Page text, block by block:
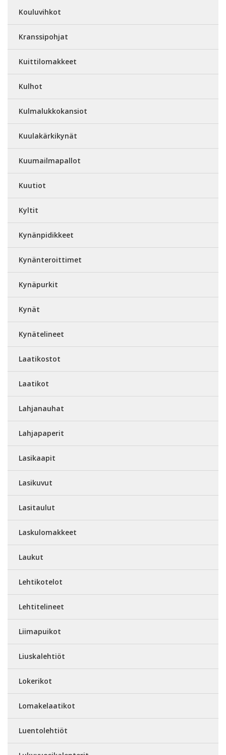
Kouluvihkot
Kranssipohjat
Kuittilomakkeet
Kulhot
Kulmalukkokansiot
Kuulakärkikynät
Kuumailmapallot
Kuutiot
Kyltit
Kynänpidikkeet
Kynänteroittimet
Kynäpurkit
Kynät
Kynätelineet
Laatikostot
Laatikot
Lahjanauhat
Lahjapaperit
Lasikaapit
Lasikuvut
Lasitaulut
Laskulomakkeet
Laukut
Lehtikotelot
Lehtitelineet
Liimapuikot
Liuskalehtiöt
Lokerikot
Lomakelaatikot
Luentolehtiöt